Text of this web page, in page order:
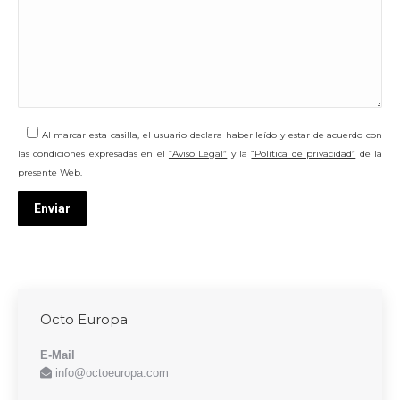
Al marcar esta casilla, el usuario declara haber leído y estar de acuerdo con
las condiciones expresadas en el “Aviso Legal” y la“Política de privacidad” de la
presente Web.
Octo Europa
E-Mail
info@octoeuropa.com